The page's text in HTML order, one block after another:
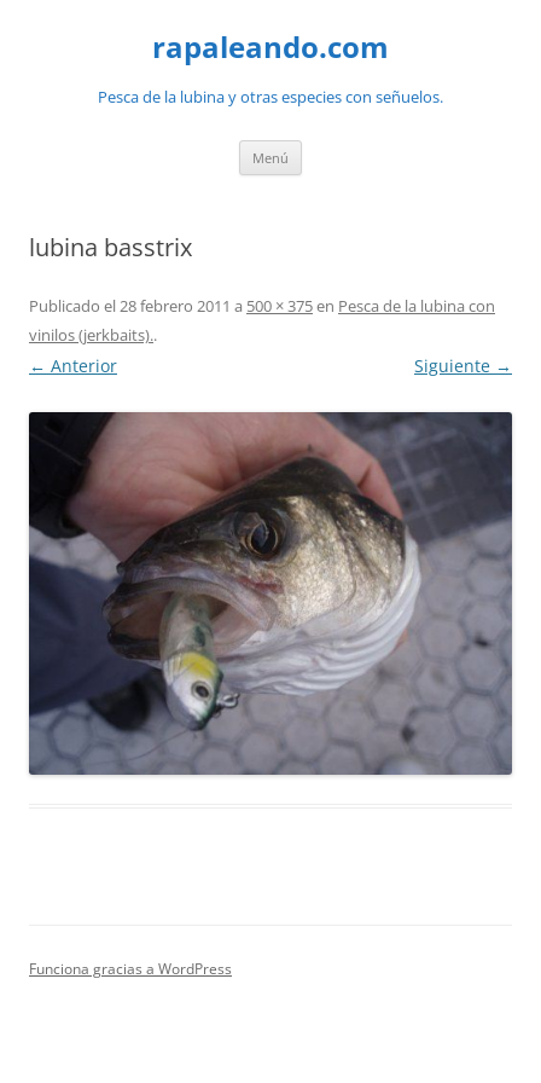
rapaleando.com
Pesca de la lubina y otras especies con señuelos.
Menú
lubina basstrix
Publicado el28 febrero 2011 a 500 × 375en Pesca de la lubina con
vinilos (jerkbaits)..
← Anterior Siguiente →
Funciona gracias a WordPress